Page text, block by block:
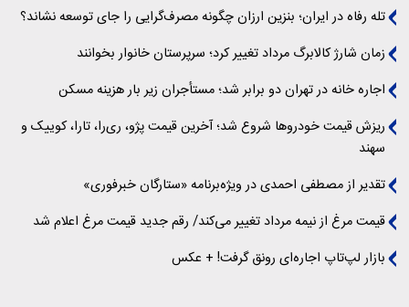
تله رفاه در ایران؛ بنزین ارزان چگونه مصرف‌گرایی را جای توسعه نشاند؟
زمان شارژ کالابرگ مرداد تغییر کرد؛ سرپرستان خانوار بخوانند
اجاره خانه در تهران دو برابر شد؛ مستأجران زیر بار هزینه مسکن
ریزش قیمت خودروها شروع شد؛ آخرین قیمت پژو، ری‌را، تارا، کوییک و
سهند
تقدیر از مصطفی احمدی در ویژه‌برنامه «ستارگان خبرفوری»
قیمت مرغ از نیمه مرداد تغییر می‌کند/ رقم جدید قیمت مرغ اعلام شد
بازار لپ‌تاپ اجاره‌ای رونق گرفت! + عکس